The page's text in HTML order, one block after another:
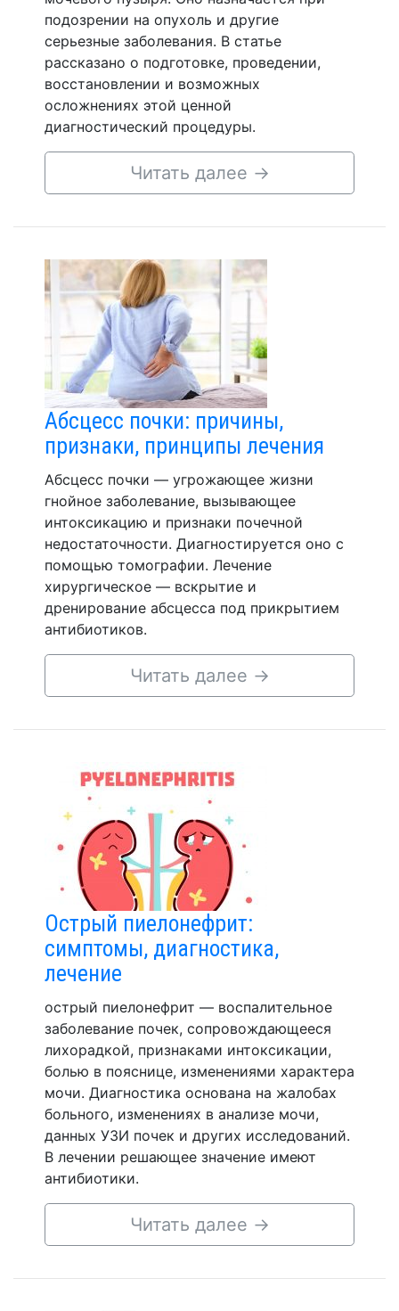
подозрении на опухоль и другие
серьезные заболевания. В статье
рассказано о подготовке, проведении,
восстановлении и возможных
осложнениях этой ценной
диагностический процедуры.
Читать далее →
Абсцесс почки: причины,
признаки, принципы лечения
Абсцесс почки — угрожающее жизни
гнойное заболевание, вызывающее
интоксикацию и признаки почечной
недостаточности. Диагностируется оно с
помощью томографии. Лечение
хирургическое — вскрытие и
дренирование абсцесса под прикрытием
антибиотиков.
Читать далее →
Острый пиелонефрит:
симптомы, диагностика,
лечение
острый пиелонефрит — воспалительное
заболевание почек, сопровождающееся
лихорадкой, признаками интоксикации,
болью в пояснице, изменениями характера
мочи. Диагностика основана на жалобах
больного, изменениях в анализе мочи,
данных УЗИ почек и других исследований.
В лечении решающее значение имеют
антибиотики.
Читать далее →